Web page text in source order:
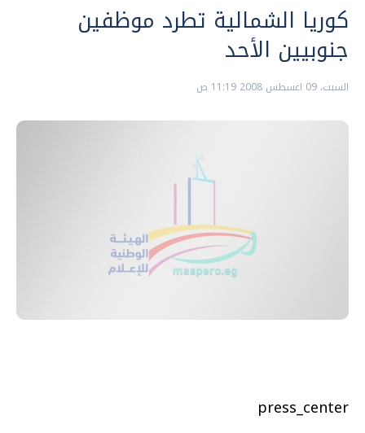
كوريا الشمالية تطرد موظفين
جنوبيين الأحد
السبت، 09 اغسطس 2008 11:19 ص
press_center